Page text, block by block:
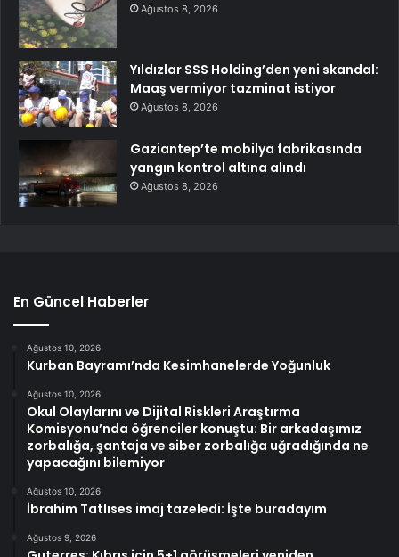
Ağustos 8, 2026
Yıldızlar SSS Holding’den yeni skandal:
Maaş vermiyor tazminat istiyor
Ağustos 8, 2026
Gaziantep’te mobilya fabrikasında
yangın kontrol altına alındı
Ağustos 8, 2026
En Güncel Haberler
Ağustos 10, 2026
Kurban Bayramı’nda Kesimhanelerde Yoğunluk
Ağustos 10, 2026
Okul Olaylarını ve Dijital Riskleri Araştırma
Komisyonu’nda öğrenciler konuştu: Bir arkadaşımız
zorbalığa, şantaja ve siber zorbalığa uğradığında ne
yapacağını bilemiyor
Ağustos 10, 2026
İbrahim Tatlıses imaj tazeledi: İşte buradayım
Ağustos 9, 2026